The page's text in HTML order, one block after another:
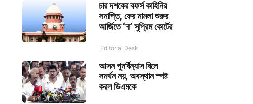
চার দশকের বফর্স কাহিনির
সমাপ্তি, ফের মামলা শুরুর
আর্জিতে ‘না’ সুপ্রিম কোর্টের
Editorial Desk
আসন পুনর্বিন্যাস বিলে
সমর্থন নয়, অবস্থান স্পষ্ট
করল ডিএমকে